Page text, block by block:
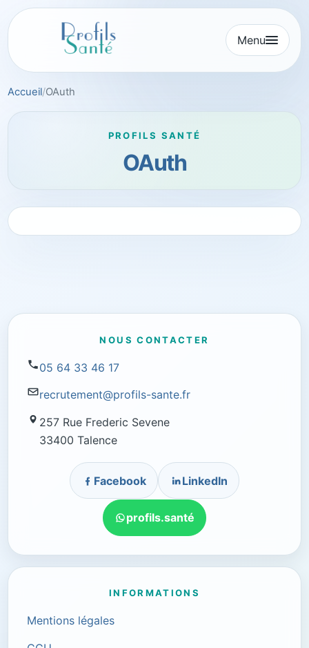
Aller
au
Menu
Accueil OAuth
PROFILS SANTÉ
OAuth
NOUS CONTACTER
05 64 33 46 17
recrutement@profils-sante.fr
257 Rue Frederic Sevene
33400 Talence
Facebook LinkedIn
profils.santé
INFORMATIONS
Mentions légales